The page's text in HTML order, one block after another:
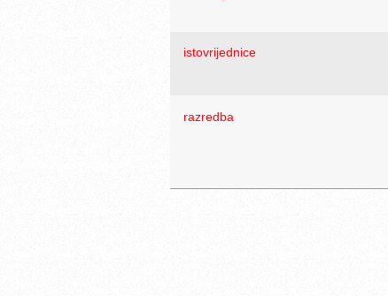
istovrijednice
razredba